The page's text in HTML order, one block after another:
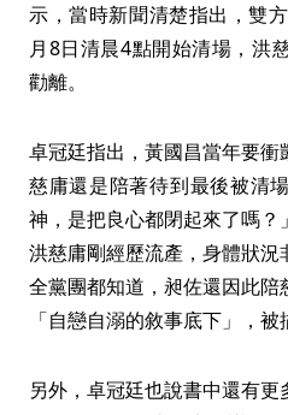
示，當時新聞清楚指出，雙
月8日清晨4點開始清場，洪
勸離。
卓冠廷指出，黃國昌當年要
慈庸還是陪著待到最後被清
神，是把良心都閉起來了嗎
洪慈庸剛經歷流產，身體狀況
全黨團都知道，昶佐還因此
「自戀自溺的敘事底下」，被
另外，卓冠廷也說書中還有